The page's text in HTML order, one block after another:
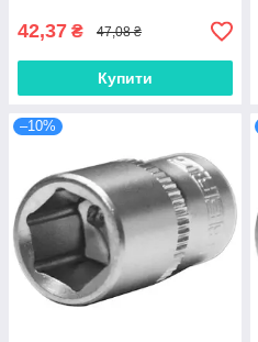
42,37 ₴ 47,08 ₴
Купити
–10%